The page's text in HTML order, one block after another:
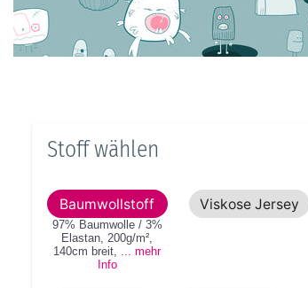
Stoff wählen
Baumwollstoff
97% Baumwolle / 3%
Elastan,200g/m²,
140cm breit, ... mehr
Info
Viskose Jersey